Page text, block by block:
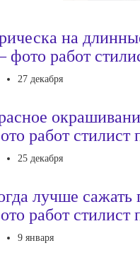
на
работ
27 декабря
работ стилист
25 декабря
лучше
работ стилист
9 января